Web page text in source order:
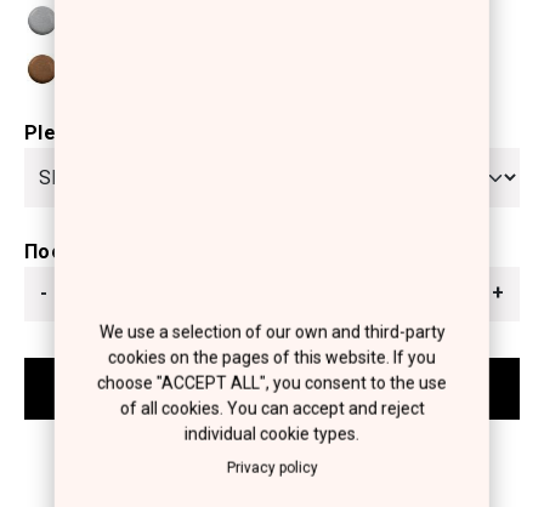
Please select
Ποσότητα
-
+
We use a selection of our own and third-party
cookies on the pages of this website. If you
choose "ACCEPT ALL", you consent to the use
of all cookies. You can accept and reject
individual cookie types.
Privacy policy